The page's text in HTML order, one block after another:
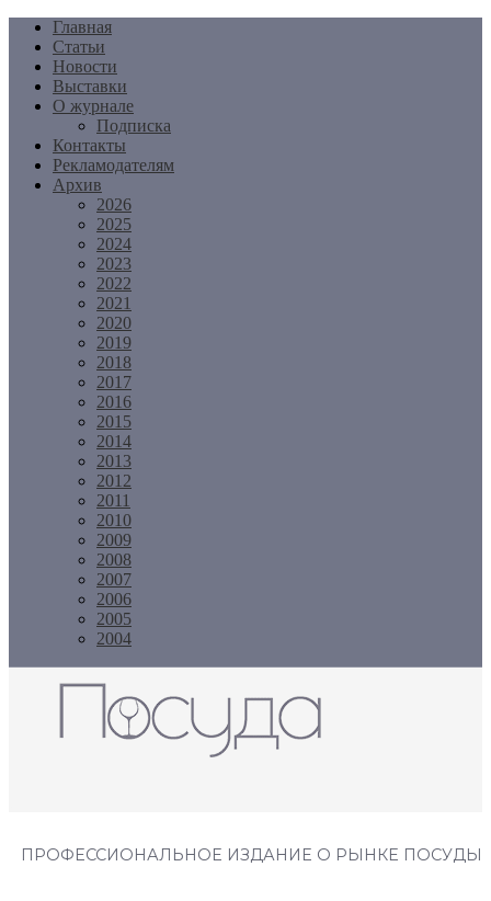
Перейти
содержимому
Главная
Статьи
Новости
Выставки
О журнале
Подписка
Контакты
Рекламодателям
Архив
2026
2025
2024
2023
2022
2021
2020
2019
2018
2017
2016
2015
2014
2013
2012
2011
2010
2009
2008
2007
2006
2005
2004
ПРОФЕССИОНАЛЬНОЕ ИЗДАНИЕ О РЫНКЕ ПОСУДЫ